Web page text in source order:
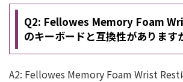
Q2: Fellowes Memory Foam
のキーボードと互換性があります
A2: Fellowes Memory Foam Wrist Rest